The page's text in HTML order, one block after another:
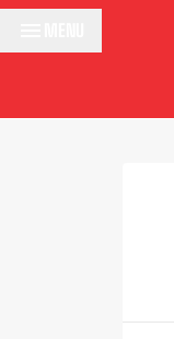
Przejdź do treści